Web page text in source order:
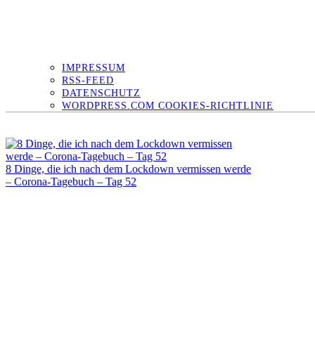
IMPRESSUM
RSS-FEED
DATENSCHUTZ
WORDPRESS.COM COOKIES-RICHTLINIE
8 Dinge, die ich nach dem Lockdown vermissen werde
– Corona-Tagebuch – Tag 52